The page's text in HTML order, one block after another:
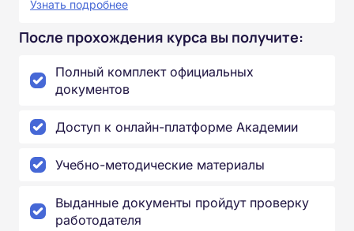
Узнать подробнее
После прохождения курса вы получите:
Полный комплект официальных
документов
Доступ к онлайн-платформе Академии
Учебно-методические материалы
Выданные документы пройдут проверку
работодателя